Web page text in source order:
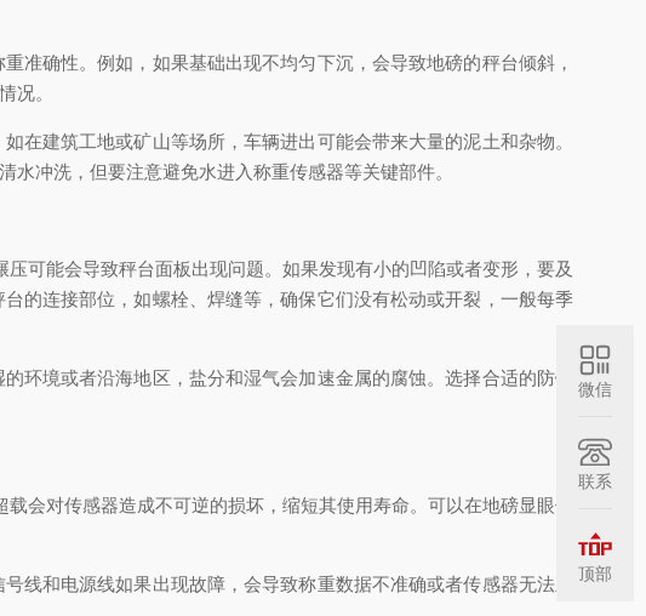
确性。例如，如果基础出现不均匀下沉，会导致地磅的秤台倾斜，
况。
建筑工地或矿山等场所，车辆进出可能会带来大量的泥土和杂物。
冲洗，但要注意避免水进入称重传感器等关键部件。
能会导致秤台面板出现问题。如果发现有小的凹陷或者变形，要及
的连接部位，如螺栓、焊缝等，确保它们没有松动或开裂，一般每季
境或者沿海地区，盐分和湿气会加速金属的腐蚀。选择合适的防锈
对传感器造成不可逆的损坏，缩短其使用寿命。可以在地磅显眼位
和电源线如果出现故障，会导致称重数据不准确或者传感器无法正
微信
联系
顶部